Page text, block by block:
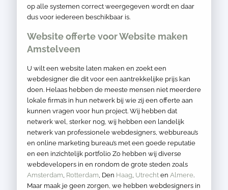
op alle systemen correct weergegeven wordt en daar
dus voor iedereen beschikbaar is.
Website offerte voor Website maken
Amstelveen
U wilt een website laten maken en zoekt een
webdesigner die dit voor een aantrekkelijke prijs kan
doen. Helaas hebben de meeste mensen niet meerdere
lokale firma’s in hun netwerk bij wie zij een offerte aan
kunnen vragen voor hun project. Wij hebben dat
netwerk wel, sterker nog, wij hebben een landelijk
netwerk van professionele webdesigners, webbureau’s
en online marketing bureau’s met een goede reputatie
en een inzichtelijk portfolio Zo hebben wij diverse
webdevelopers in en rondom de grote steden zoals
Amsterdam, Rotterdam, Den Haag, Utrecht en Almere.
Maar maak je geen zorgen, we hebben webdesigners in